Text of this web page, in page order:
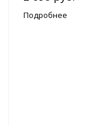
Подробнее